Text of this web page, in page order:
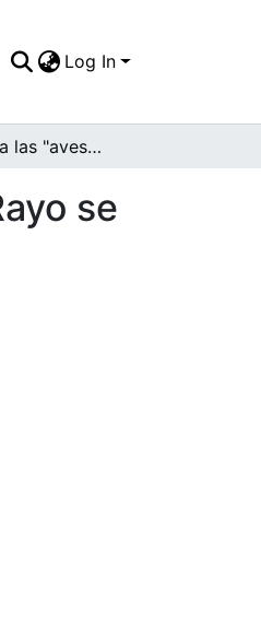
Log In
Monumentos a las "aves", Pájaro metálico del escultor Omar Rayo se halla en la manzana T, muy cerca de las torres del Centro Adminisrativo Municipal CAM
se